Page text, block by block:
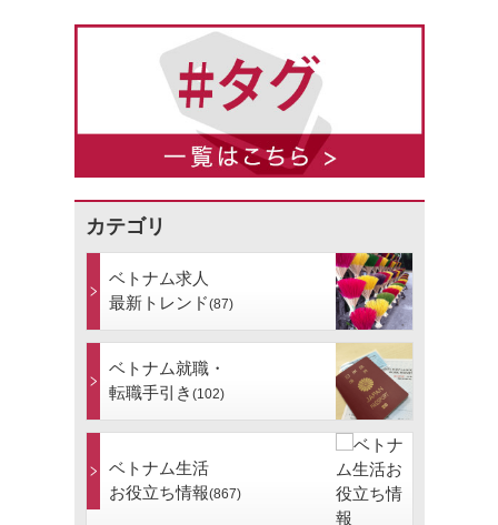
カテゴリ
ベトナム求人
最新トレンド(87)
ベトナム就職・
転職手引き (102)
ベトナム生活
お役立ち情報(867)